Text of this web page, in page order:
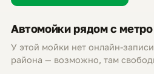
Автомойки рядом с
У этой мойки нет онлайн-
района — возможно, там